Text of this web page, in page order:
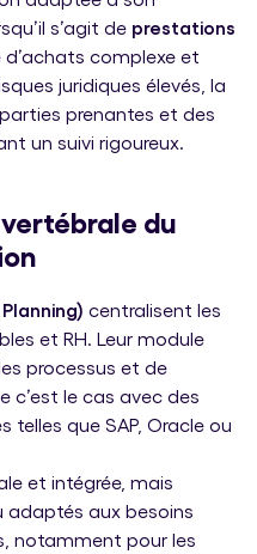
s’agit de prestations
d’achats complexe et
juridiques élevés, la
prenantes et des
un suivi rigoureux.
vertébrale du
centralisent les
et RH. Leur module
processus et de
c’est le cas avec des
que SAP, Oracle ou
et intégrée, mais
adaptés aux besoins
notamment pour les